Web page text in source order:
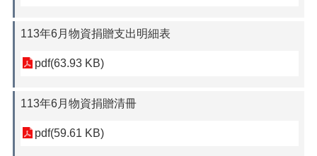
113年6月物資捐贈支出明細表
pdf(63.93 KB)
113年6月物資捐贈清冊
pdf(59.61 KB)